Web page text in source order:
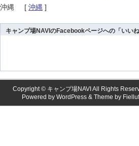
沖縄
[ 沖縄 ]
キャンプ場NAVIのFacebookページへの「いい
Copyright © キャンプ場NAVI All Rights
Powered by WordPress & Theme by